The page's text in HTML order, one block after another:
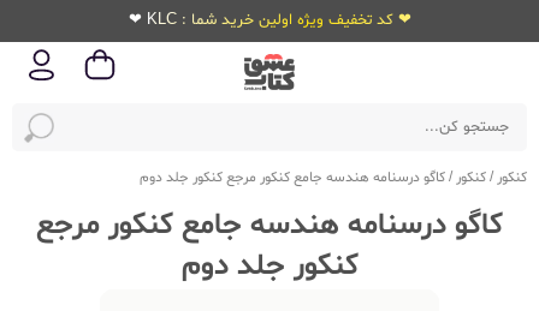
❤ کد تخفیف ویژه اولین خرید شما : KLC ❤
کنکور /کنکور /کاگو درسنامه هندسه جامع کنکور مرجع کنکور جلد دوم
کاگو درسنامه هندسه جامع کنکور مرجع
کنکور جلد دوم